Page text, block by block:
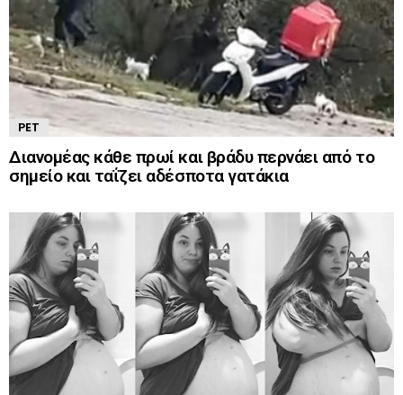
PET
Διανομέας κάθε πρωί και βράδυ περνάει από το
σημείο και ταΐζει αδέσποτα γατάκια